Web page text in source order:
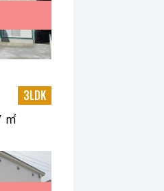
3LDK
㎡